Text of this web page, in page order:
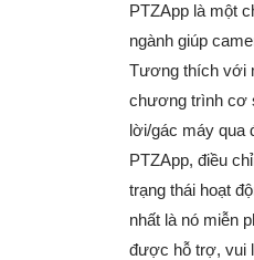
PTZApp là một
ngành giúp
Tương thích với
chương trình cơ
lời/gác máy qua
PTZApp, điều
trạng thái hoạt
nhất là nó miễn
được hỗ trợ, vui